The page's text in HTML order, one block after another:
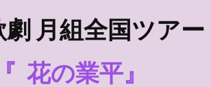
月組全国ツアー
『 花の業平』